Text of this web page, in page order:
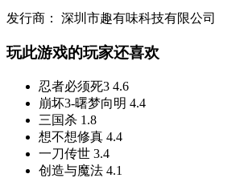
发行商： 深圳市趣有味科技有限公司
玩此游戏的玩家还喜欢
忍者必须死3 4.6
崩坏3-曙梦向明 4.4
三国杀 1.8
想不想修真 4.4
一刀传世 3.4
创造与魔法 4.1